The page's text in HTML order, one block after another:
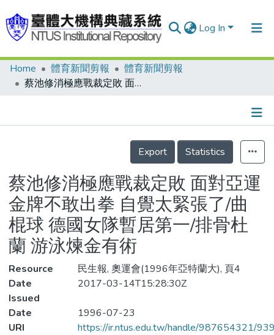
Log In
Communities & Collections
Statistics
Home 體育新聞剪報
體育新聞剪報
蔡池修消極應戰裁定敗 面對亞運金牌不敢出拳 自覺太緊張了/曲棍球 德國女隊暫居第一/排骨杜蘭 游泳煉金有術
Details
Export
Statistics
蔡池修消極應戰裁定敗 面對亞運
金牌不敢出拳 自覺太緊張了/曲
棍球 德國女隊暫居第一/排骨杜
蘭 游泳煉金有術
Resource
民生報, 奧運會(1996年亞特蘭大), 頁4
Date
Issued
2017-03-14T15:28:30Z
Date
1996-07-23
URI
https://ir.ntus.edu.tw/handle/987654321/